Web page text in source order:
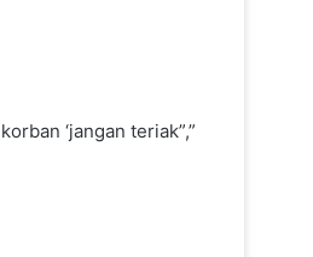
‘jangan teriak”,”